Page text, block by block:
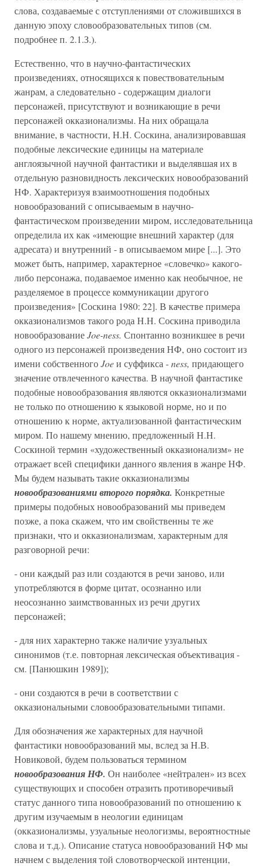
слова, создаваемые с отступлениями от сложившихся в
данную эпоху словообразовательных типов (см.
подробнее п. 2.1.З.).
Естественно, что в научно-фантастических
произведениях, относящихся к повествовательным
жанрам, а следовательно - содержащим диалоги
персонажей, присутствуют и возникающие в речи
персонажей окказионализмы. На них обращала
внимание, в частности, Н.Н. Соскина, анализировавшая
подобные лексические единицы на материале
англоязычной научной фантастики и выделявшая их в
отдельную разновидность лексических новообразований
НФ. Характеризуя взаимоотношения подобных
новообразований с описываемым в научно-
фантастическом произведении миром, исследовательница
определила их как «имеющие внешний характер (для
адресата) и внутренний - в описываемом мире [...]. Это
может быть, например, характерное «словечко» какого-
либо персонажа, подаваемое именно как необычное, не
разделяемое в процессе коммуникации другого
произведения» [Соскина 1980: 22]. В качестве примера
окказионализмов такого рода Н.Н. Соскина приводила
новообразованиеJoe-ness. Спонтанно возникшее в речи
одного из персонажей произведения НФ, оно состоит из
имени собственногоJoeи суффикса -ness, придающего
значение отвлеченного качества. В научной фантастике
подобные новообразования являются окказионализмами
не только по отношению к языковой норме, но и по
отношению к норме, актуализованной фантастическим
миром. По нашему мнению, предложенный Н.Н.
Соскиной термин «художественный окказионализм» не
отражает всей специфики данного явления в жанре НФ.
Мы будем называть такие окказионализмы
новообразованиями второго порядка. Конкретные
примеры подобных новообразований мы приведем
позже, а пока скажем, что им свойственны те же
признаки, что и окказионализмам, характерным для
разговорной речи:
- они каждый раз или создаются в речи заново, или
употребляются в форме цитат, осознанно или
неосознанно заимствованных из речи других
персонажей;
- для них характерно также наличие узуальных
синонимов (т.е. повторная лексическая объективация -
см. [Панюшкин 1989]);
- они создаются в речи в соответствии с
окказиональными словообразовательными типами.
Для обозначения же характерных для научной
фантастики новообразований мы, вслед за Н.В.
Новиковой, будем пользоваться термином
новообразования НФ. Он наиболее «нейтрален» из всех
существующих и способен отразить противоречивый
статус данного типа новообразований по отношению к
другим изучаемым в неологии единицам
(окказионализмы, узуальные неологизмы, вероятностные
слова и т.д.). Описание статуса новообразований НФ мы
начнем с выделения той словотворческой интенции,